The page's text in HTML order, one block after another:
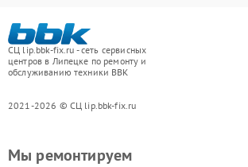
СЦ lip.bbk-fix.ru - сеть сервисных
центров в Липецке по ремонту и
обслуживанию техники BBK
2021-2026 © СЦ lip.bbk-fix.ru
Мы ремонтируем